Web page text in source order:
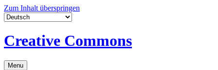
Zum Inhalt überspringen
Creative Commons
Menu